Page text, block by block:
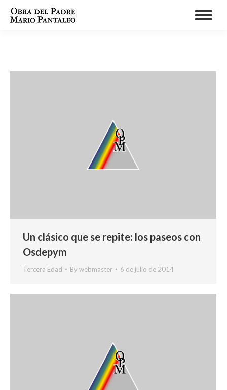
Un clásico que se repite: los paseos con
Osdepym
Tercera Edad By webmaster 6 de julio de 2014